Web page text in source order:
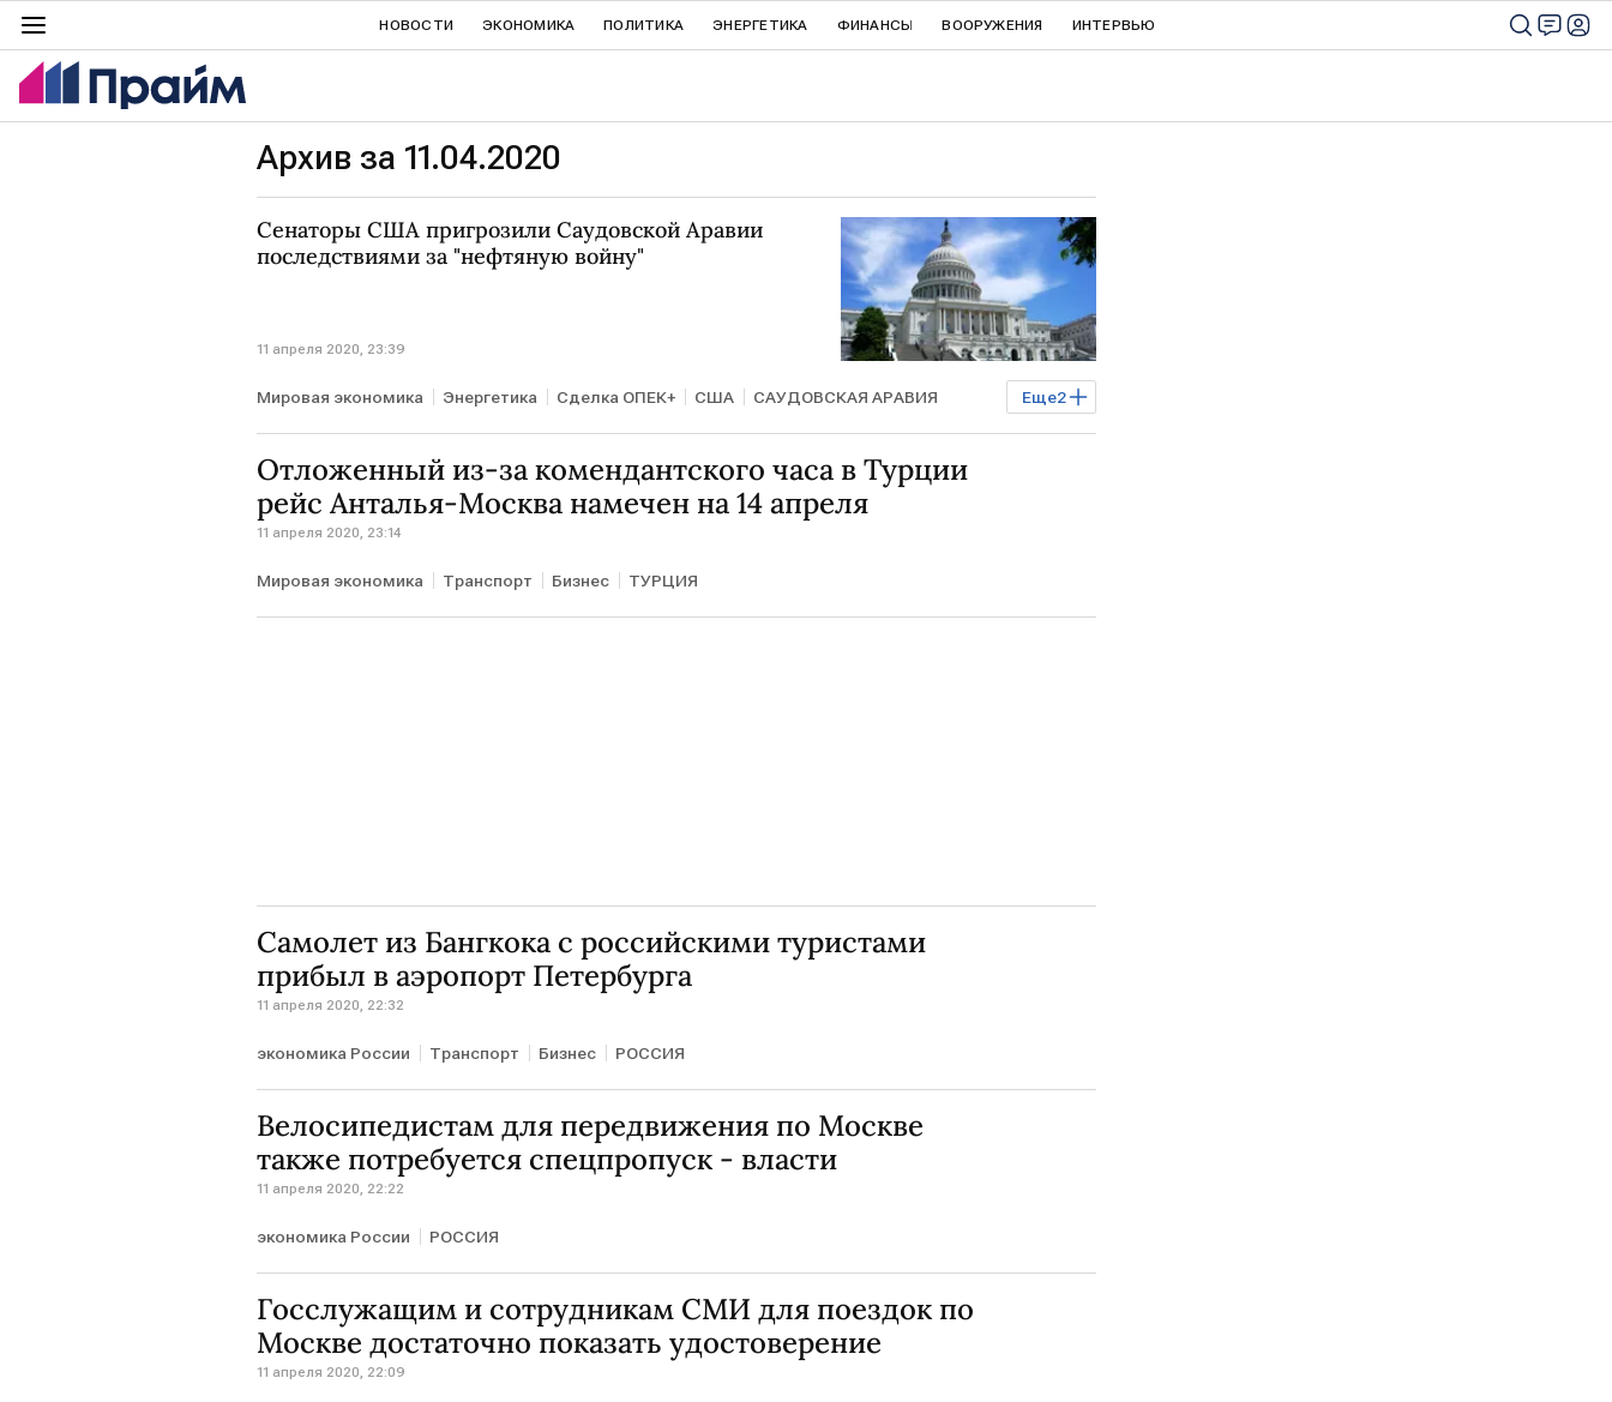
НОВОСТИ ЭКОНОМИКА ПОЛИТИКА ЭНЕРГЕТИКА ФИНАНСЫ ВООРУЖЕНИЯ ИНТЕРВЬЮ
Архив за 11.04.2020
Сенаторы США пригрозили Саудовской Аравии
последствиями за "нефтяную войну"
11 апреля 2020, 23:39
Еще2
Мировая экономика Энергетика Сделка ОПЕК+ США САУДОВСКАЯ АРАВИЯ
Нефть ОПЕК
Отложенный из-за комендантского часа в Турции
рейс Анталья-Москва намечен на 14 апреля
11 апреля 2020, 23:14
Мировая экономика Транспорт Бизнес ТУРЦИЯ
Самолет из Бангкока с российскими туристами
прибыл в аэропорт Петербурга
11 апреля 2020, 22:32
экономика России Транспорт Бизнес РОССИЯ
Велосипедистам для передвижения по Москве
также потребуется спецпропуск - власти
11 апреля 2020, 22:22
экономика России РОССИЯ
Госслужащим и сотрудникам СМИ для поездок по
Москве достаточно показать удостоверение
11 апреля 2020, 22:09